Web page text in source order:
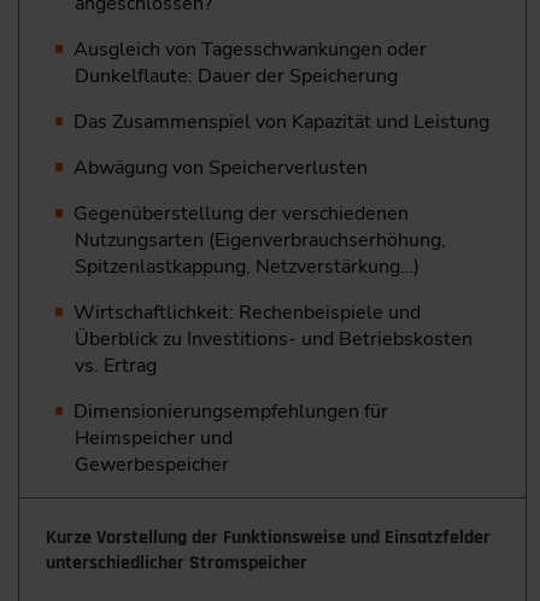
Ausgleich von Tagesschwankungen oder
Dunkelflaute: Dauer der Speicherung
Das Zusammenspiel von Kapazität und Leistung
Abwägung von Speicherverlusten
Gegenüberstellung der verschiedenen
Nutzungsarten (Eigenverbrauchserhöhung,
Spitzenlastkappung, Netzverstärkung…)
Wirtschaftlichkeit: Rechenbeispiele und
Überblick zu Investitions- und Betriebskosten
vs. Ertrag
Dimensionierungsempfehlungen für
Heimspeicher und
Gewerbespeicher
Kurze Vorstellung der Funktionsweise und Einsatzfelder
unterschiedlicher Stromspeicher